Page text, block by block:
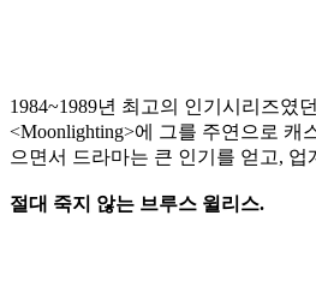
1984~1989년 최고의 인기시리즈
<Moonlighting>에 그를 주연으로
으면서 드라마는 큰 인기를 얻고,
절대 죽지 않는 브루스 윌리스.